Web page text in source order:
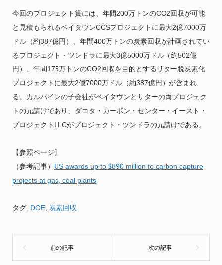
今回のプロジェクト賞には、年間200万トンのCO2回収が可能
と見積もられるベイタウンCCSプロジェクトに最大2億7000万
ドル（約387億円）、年間400万トンの炭素回収が計画されてい
るプロジェクト・ツンドラに最大3億5000万ドル（約502億
円）、年間175万トンのCO2回収を目的とするサター脱炭素化
プロジェクトに最大2億7000万ドル（約387億円）が含まれ
る。カルパインの子会社がベイタウンとサターの両プロジェク
トの元請けであり、ダコタ・カーボン・センター・イースト・
プロジェクトLLCがプロジェクト・ツンドラの元請けである。
【参照ページ】
（参考記事） US awards up to $890 million to carbon capture
projects at gas, coal plants
タグ: DOE, 炭素回収